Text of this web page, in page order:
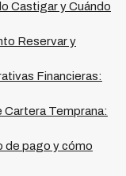
de cobro.
puede
digital que
costos
con IA,
más recursos en
la posición
Castigar y Cuándo
Reservar y
Financieras:
Cartera Temprana:
de pago y cómo